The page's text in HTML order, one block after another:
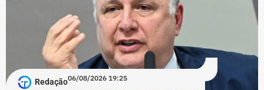
Outro vetor de pressão apareceu na rubrica de despesas
administrativas. Os gastos classificados como acordos
judiciais saltaram de R$ 17,5 milhões, em 2024, para R$
292,8 milhões em 2025.
Redação06/08/2026 19:25